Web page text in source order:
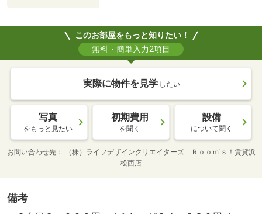
このお部屋をもっと知りたい！
無料・簡単入力2項目
実際に物件を見学 したい
写真
をもっと見たい
初期費用
を聞く
設備
について聞く
お問い合わせ先
（株）ライフデザインクリエイターズ Ｒｏｏｍ’ｓ！賃貸浜
松西店
備考